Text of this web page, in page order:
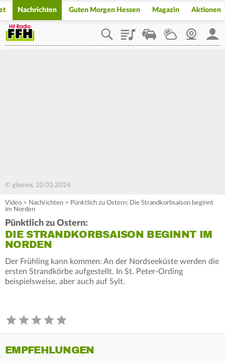
Nachrichten Guten Morgen Hessen Magazin Aktionen
PlaylistStaupilotWetterWebcam
© glomex, 20.03.2024
Video > Nachrichten > Pünktlich zu Ostern: Die Strandkorbsaison beginnt
im Norden
Pünktlich zu Ostern:
DIE STRANDKORBSAISON BEGINNT IM
NORDEN
Der Frühling kann kommen: An der Nordseeküste werden die
ersten Strandkörbe aufgestellt. In St. Peter-Ording
beispielsweise, aber auch auf Sylt.
EMPFEHLUNGEN